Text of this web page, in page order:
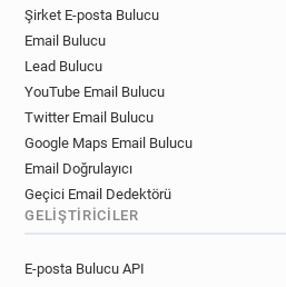
Şirket E-posta Bulucu
Email Bulucu
Lead Bulucu
YouTube Email Bulucu
Twitter Email Bulucu
Google Maps Email Bulucu
Email Doğrulayıcı
Geçici Email Dedektörü
GELIŞTIRICILER
E-posta Bulucu API